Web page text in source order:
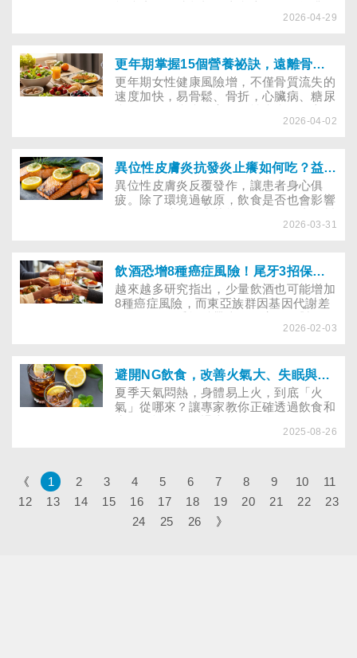
感，滑蛋、烘蛋等料理常加入大量奶油，
2026-04-29
更年期掌握15個營養祕訣，遠離骨鬆、肌少症、心血管疾病
更年期女性健康風險增，不僅骨質流失的
速度加快，易骨鬆、骨折，心臟病、糖尿
率，在停經後以每5歲近乎一倍的速度上
2026-04-02
異位性皮膚炎抗發炎止癢如何吃？益生菌、魚油有效嗎
異位性皮膚炎反覆發作，讓患者身心俱
疲。除了環境過敏原，飲食是否也會影響
助？皮膚科醫師與營養師，從營養補充、
2026-03-31
飲酒恐增8種癌症風險！尾牙3招保有舉杯儀式感卻減酒精危害
越來越多研究指出，少量飲酒也可能增加
8種癌症風險，而東亞族群因基因代謝差
牙、過年等聚會的乾杯文化，專家建議正
2026-02-03
避開NG飲食，改善火氣大、失眠與傷腎
夏季天氣悶熱，身體易上火，到底「火
氣」從哪來？讓專家教你正確透過飲食和
2025-08-26
《 1 2 3 4 5 6 7 8 9 10
11
12
13 14 15 16 17 18 19 20 21 22
23
24
25 26 》